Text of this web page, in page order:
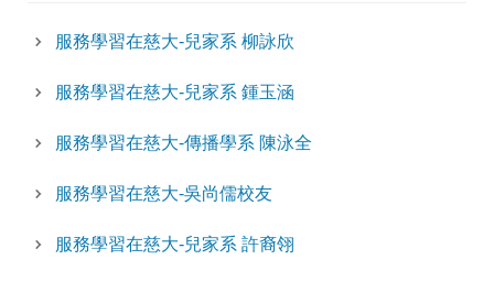
服務學習在慈大-兒家系 柳詠欣
服務學習在慈大-兒家系 鍾玉涵
服務學習在慈大-傳播學系 陳泳全
服務學習在慈大-吳尚儒校友
服務學習在慈大-兒家系 許裔翎